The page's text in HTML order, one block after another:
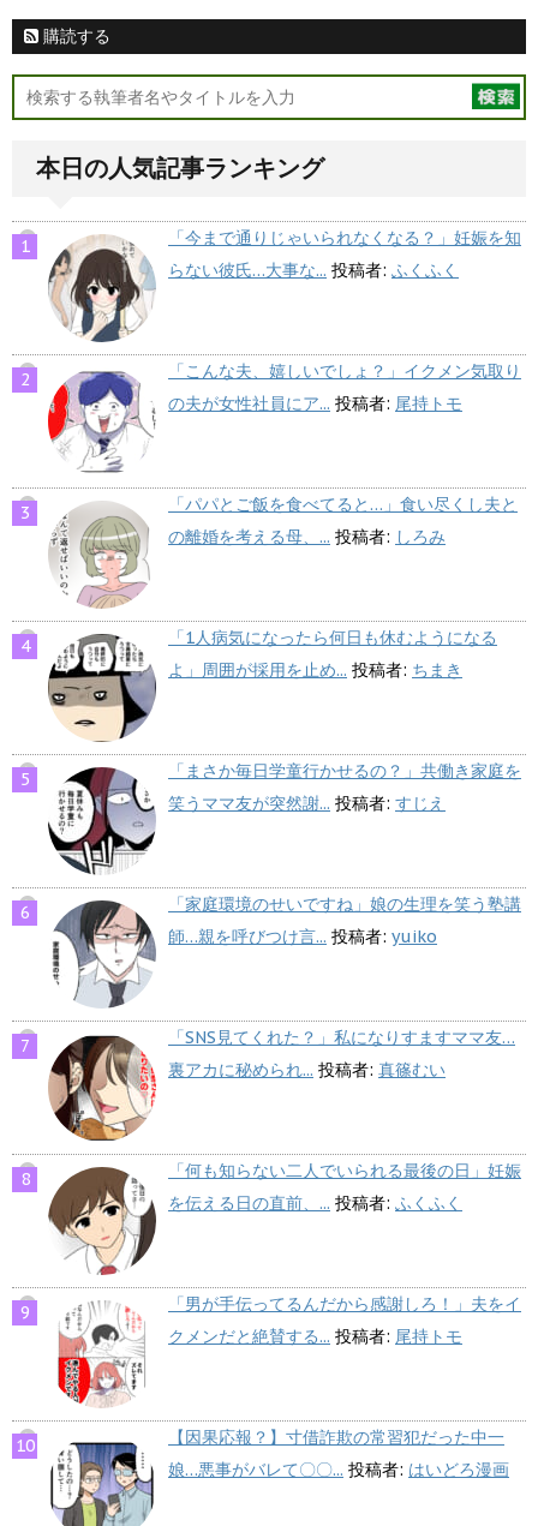
購読する
本日の人気記事ランキング
「今まで通りじゃいられなくなる？」妊娠を知
らない彼氏…大事な... 投稿者: ふくふく
「こんな夫、嬉しいでしょ？」イクメン気取り
の夫が女性社員にア... 投稿者: 尾持トモ
「パパとご飯を食べてると…」食い尽くし夫と
の離婚を考える母、... 投稿者: しろみ
「1人病気になったら何日も休むようになる
よ」周囲が採用を止め... 投稿者: ちまき
「まさか毎日学童行かせるの？」共働き家庭を
笑うママ友が突然謝... 投稿者: すじえ
「家庭環境のせいですね」娘の生理を笑う塾講
師…親を呼びつけ言... 投稿者: yuiko
「SNS見てくれた？」私になりすますママ友…
裏アカに秘められ... 投稿者: 真篠むい
「何も知らない二人でいられる最後の日」妊娠
を伝える日の直前、... 投稿者: ふくふく
「男が手伝ってるんだから感謝しろ！」夫をイ
クメンだと絶賛する... 投稿者: 尾持トモ
【因果応報？】寸借詐欺の常習犯だった中一
娘…悪事がバレて〇〇... 投稿者: はいどろ漫画